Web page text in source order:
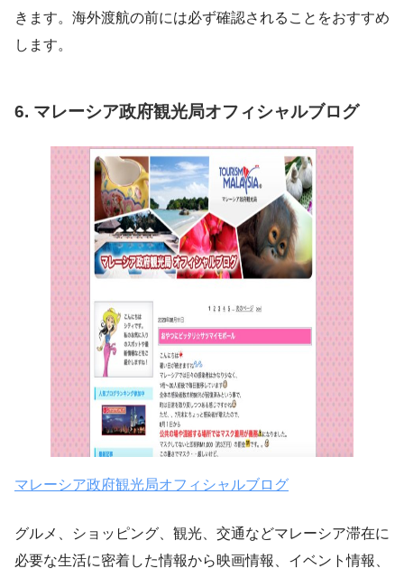
きます。海外渡航の前には必ず確認されることをおすすめ
します。
6. マレーシア政府観光局オフィシャルブログ
マレーシア政府観光局オフィシャルブログ
グルメ、ショッピング、観光、交通などマレーシア滞在に
必要な生活に密着した情報から映画情報、イベント情報、